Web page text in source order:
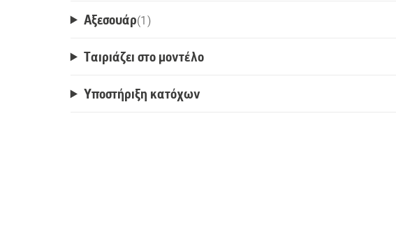
Αξεσουάρ(1 )
Ταιριάζει στο μοντέλο
Υποστήριξη κατόχων